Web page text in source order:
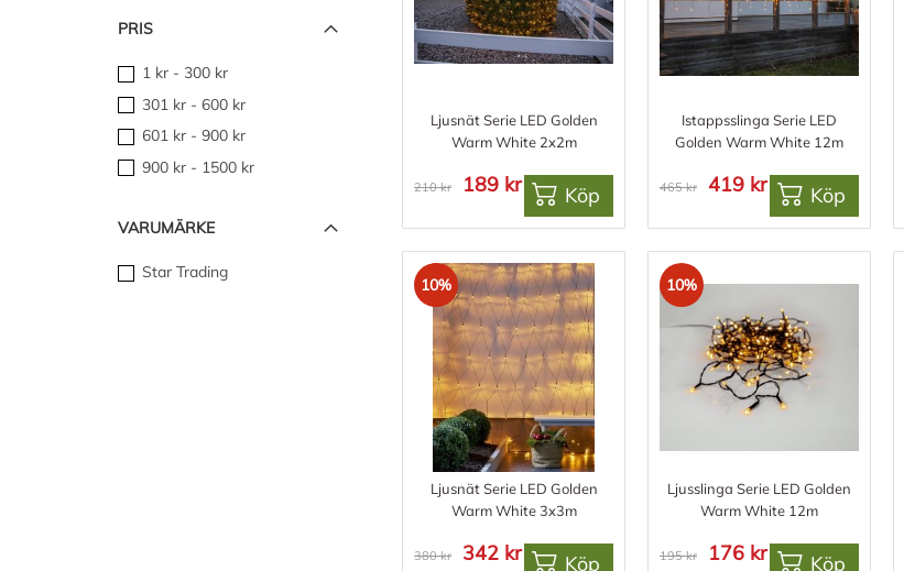
Ljusnät Serie LED Golden
Warm White 2x2m
210 kr 189 kr Köp
Istappsslinga Serie LED
Golden Warm White 12m
465 kr 419 kr Köp
10%
Ljusnät Serie LED Golden
Warm White 3x3m
380 kr 342 kr Köp
10%
Ljusslinga Serie LED Golden
Warm White 12m
195 kr 176 kr Köp
PRIS
1 kr- 300 kr
301 kr- 600 kr
601 kr- 900 kr
900 kr- 1500 kr
VARUMÄRKE
Star Trading